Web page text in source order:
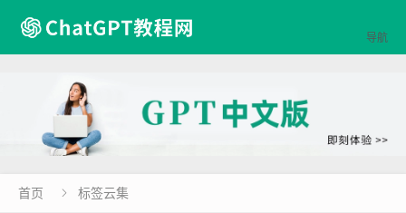
导航
首页  标签云集